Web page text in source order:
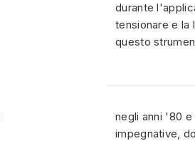
durante
tensionare e la
questo
negli anni '80
impegnative,